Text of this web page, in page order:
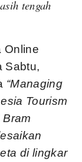
tengah
Online
Sabtu,
“Managing
Tourism
di lingkar